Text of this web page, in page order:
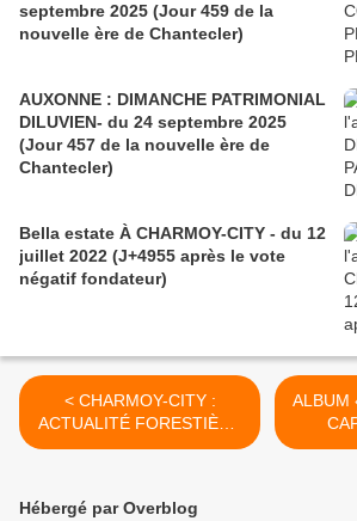
septembre 2025 (Jour 459 de la
nouvelle ère de Chantecler)
AUXONNE : DIMANCHE PATRIMONIAL
DILUVIEN- du 24 septembre 2025
(Jour 457 de la nouvelle ère de
Chantecler)
Bella estate À CHARMOY-CITY - du 12
juillet 2022 (J+4955 après le vote
négatif fondateur)
< CHARMOY-CITY :
ACTUALITÉ FORESTIÈRE
- du 28 mai 2020 (J+4180
ALBUM
Hébergé par Overblog